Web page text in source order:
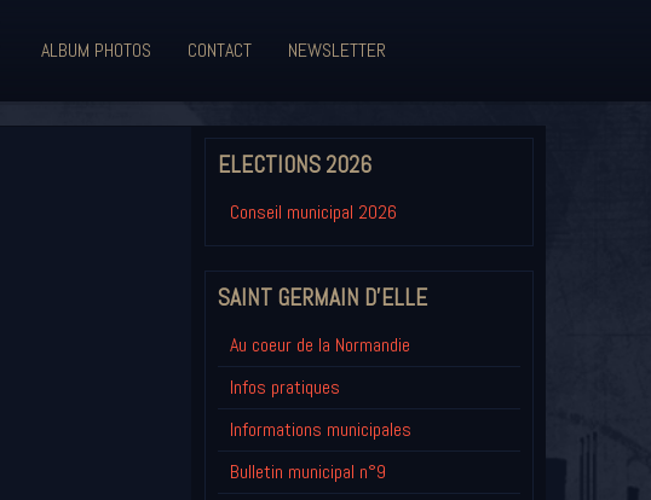
ALBUM PHOTOS CONTACT NEWSLETTER
ELECTIONS 2026
Conseil municipal 2026
SAINT GERMAIN D'ELLE
Au coeur de la Normandie
Infos pratiques
Informations municipales
Bulletin municipal n°9